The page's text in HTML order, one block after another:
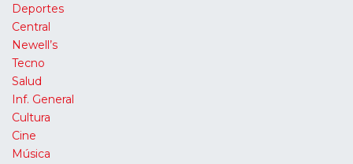
Deportes
Central
Newell’s
Tecno
Salud
Inf. General
Cultura
Cine
Música